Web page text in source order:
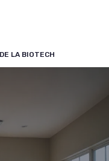
LA BIOTECH